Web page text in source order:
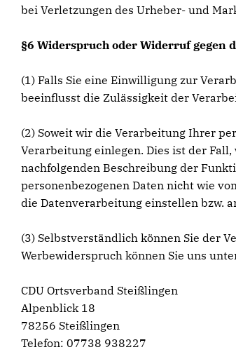
bei Verletzungen des Urheber- und
§6 Widerspruch oder Widerruf gegen
(1) Falls Sie eine Einwilligung zur
beeinflusst die Zulässigkeit der
(2) Soweit wir die Verarbeitung Ihrer
Verarbeitung einlegen. Dies ist der
nachfolgenden Beschreibung der
personenbezogenen Daten nicht wie
die Datenverarbeitung einstellen bzw.
(3) Selbstverständlich können Sie der
Werbewiderspruch können Sie uns
CDU Ortsverband Steißlingen
Alpenblick 18
78256 Steißlingen
Telefon: 07738 938227